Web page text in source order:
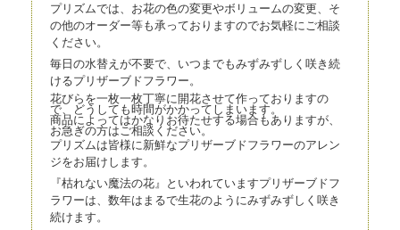
プリズムでは、お花の色の変更やボリュームの変更、そ
の他のオーダー等も承っておりますのでお気軽にご相談
ください。
毎日の水替えが不要で、いつまでもみずみずしく咲き続
けるプリザーブドフラワー。
花びらを一枚一枚丁寧に開花させて作っておりますの
で、どうしても時間がかかってしまいます。
商品によってはかなりお待たせする場合もありますが、
お急ぎの方はご相談ください。
プリズムは皆様に新鮮なプリザーブドフラワーのアレン
ジをお届けします。
『枯れない魔法の花』といわれていますプリザーブドフ
ラワーは、数年はまるで生花のようにみずみずしく咲き
続けます。